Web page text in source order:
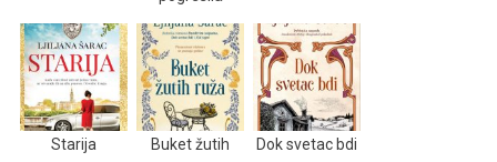
Starija
Buket žutih
Dok svetac bdi